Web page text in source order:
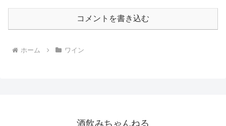
コメントを書き込む
ホーム ワイン
酒飲みちゃんねる